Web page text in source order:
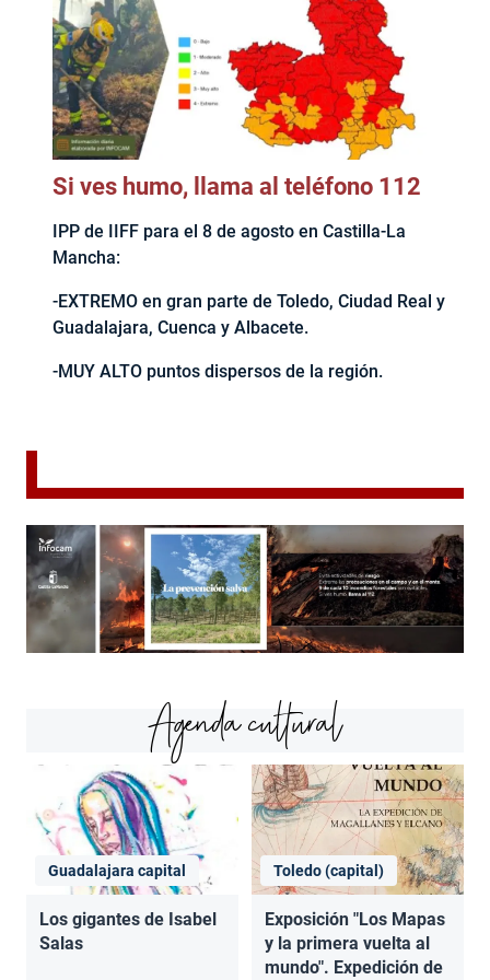
Si ves humo, llama al teléfono 112
IPP de IIFF para el 8 de agosto en Castilla-La
Mancha:
-EXTREMO en gran parte de Toledo, Ciudad Real y
Guadalajara, Cuenca y Albacete.
-MUY ALTO puntos dispersos de la región.
Agenda cultural
Guadalajara capital
Los gigantes de Isabel
Salas
Toledo (capital)
Exposición "Los Mapas
y la primera vuelta al
mundo". Expedición de